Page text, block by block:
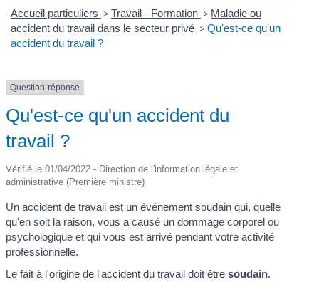
Accueil particuliers > Travail - Formation > Maladie ou
accident du travail dans le secteur privé > Qu'est-ce qu'un
accident du travail ?
Question-réponse
Qu'est-ce qu'un accident du
travail ?
Vérifié le 01/04/2022 - Direction de l'information légale et
administrative (Première ministre)
Un accident de travail est un événement soudain qui, quelle
qu'en soit la raison, vous a causé un dommage corporel ou
psychologique et qui vous est arrivé pendant votre activité
professionnelle.
Le fait à l'origine de l'accident du travail doit êtresoudain.